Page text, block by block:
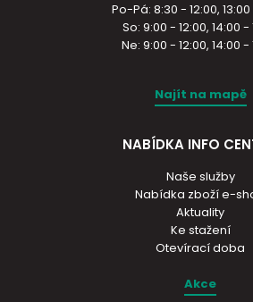
Po-Pá: 8:30 - 12:00, 13:00
So: 9:00 - 12:00, 14:00 -
Ne: 9:00 - 12:00, 14:00 -
Najít na mapě
NABÍDKA INFO
Naše služby
Nabídka zboží e-
Aktuality
Ke stažení
Otevírací doba
Akce